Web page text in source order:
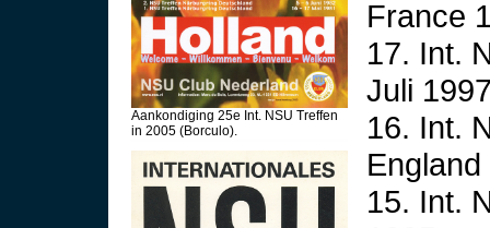
Aankondiging 25e Int. NSU Treffen
in 2005 (Borculo).
France
17. Int.
Juli
16. Int.
15. Int.